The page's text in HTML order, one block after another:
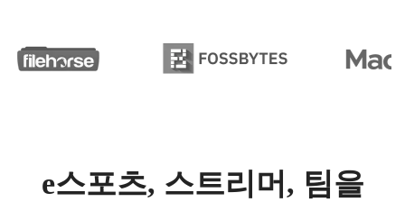
e스포츠, 스트리머, 팀을